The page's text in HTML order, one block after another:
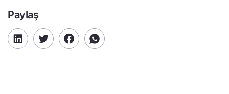
Paylaş